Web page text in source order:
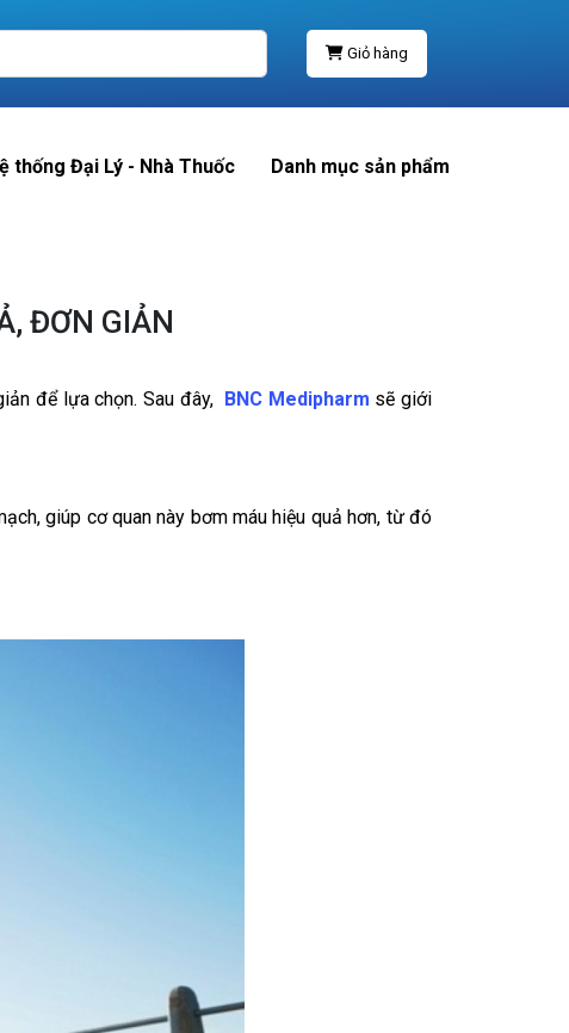
Giỏ hàng
thống Đại Lý - Nhà Thuốc Danh mục sản phẩm
ĐƠN GIẢN
để lựa chọn. Sau đây, BNC Medipharm sẽ giới
giúp cơ quan này bơm máu hiệu quả hơn, từ đó